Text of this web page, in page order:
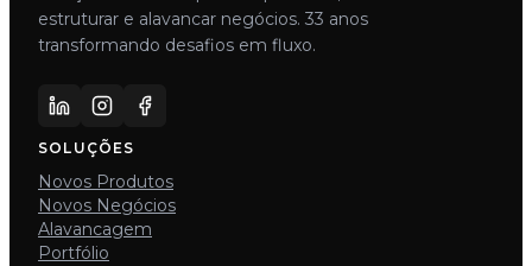
estruturar e alavancar negócios. 33 anos
transformando desafios em fluxo.
SOLUÇÕES
Novos Produtos
Novos Negócios
Alavancagem
Portfólio